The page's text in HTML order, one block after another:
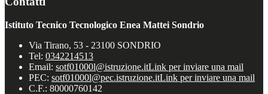
Istituto Tecnico Tecnologico Enea Mattei Sondrio
Via Tirano, 53 - 23100 SONDRIO
Tel: 0342214513
Email: sotf01000l@istruzione.itLink per inviare una mail
PEC: sotf01000l@pec.istruzione.itLink per inviare una mail
C.F.: 80000760142